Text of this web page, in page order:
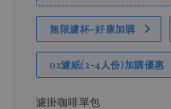
無限濾杯-好康加購
02濾紙(2-4人份)加購優惠
濾掛咖啡單包